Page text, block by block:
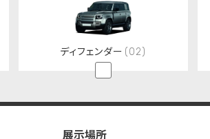
ディフェンダー (02)
展示場所